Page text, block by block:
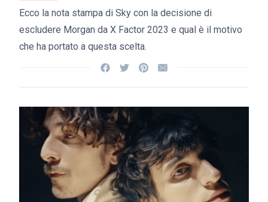
Ecco la nota stampa di Sky con la decisione di
escludere Morgan da X Factor 2023 e qual è il motivo
che ha portato a questa scelta.